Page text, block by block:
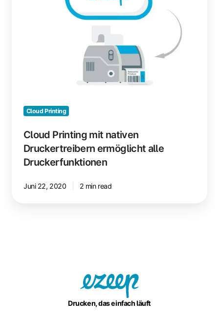
Druckertreibern
Cloud Printing
Cloud Printing mit nativen
Druckertreibern ermöglicht alle
Druckerfunktionen
Juni 22, 2020 2 min read
Drucken, das einfach läuft